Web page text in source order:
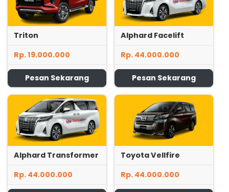
Triton
Rp. 19.000.000
Pesan Sekarang
Alphard Facelift
Rp. 44.000.000
Pesan Sekarang
Alphard Transformer
Rp. 44.000.000
Toyota Vellfire
Rp. 44.000.000